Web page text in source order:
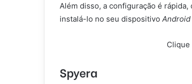
Além disso, a configuração é
instalá-lo no seu dispositivo Android
Clique
Spyera